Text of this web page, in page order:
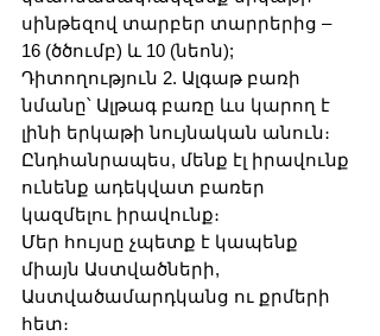
սինթեզով տարբեր տարրերից –
16 (ծծումբ) և 10 (նեոն);
Դիտողություն 2. Ալգաթ բառի
նմանը՝ Ալթագ բառը ևս կարող է
լինի երկաթի նույնական անուն։
Ընդհանրապես, մենք էլ իրավունք
ունենք ադեկվատ բառեր
կազմելու իրավունք։
Մեր հույսը չպետք է կապենք
միայն Աստվածների,
Աստվածամարդկանց ու քրմերի
հետ։